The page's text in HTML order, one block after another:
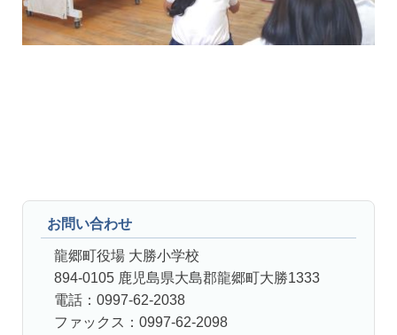
お問い合わせ
龍郷町役場 大勝小学校
894-0105 鹿児島県大島郡龍郷町大勝1333
電話：0997-62-2038
ファックス：0997-62-2098